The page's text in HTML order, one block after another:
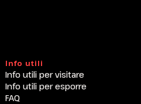
Info utili
Info utili per visitare
Info utili per esporre
FAQ